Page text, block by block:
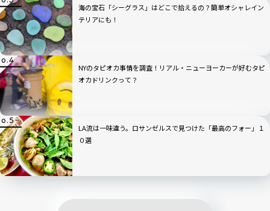
海の宝石「シーグラス」はどこで拾えるの？簡単オシャレイン
テリアにも！
NYのタピオカ事情を調査！リアル・ニューヨーカーが好むタピ
オカドリンクって？
LA流は一味違う。ロサンゼルスで見つけた「最高のフォー」１
０選